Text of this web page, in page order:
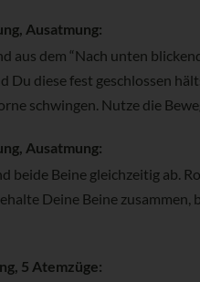
Ausatmung:
aus dem “Nach unten
Du diese fest geschlossen
schwingen. Nutze die
Ausatmung:
beide Beine gleichzeitig ab.
Deine Beine
5 Atemzüge: